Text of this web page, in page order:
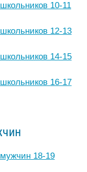
10-11
12-13
14-15
16-17
18-19